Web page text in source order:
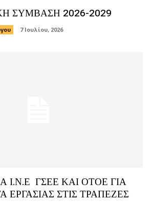
ΣΥΜΒΑΣΗ 2026-2029
7 Ιουλίου, 2026
Ι.Ν.Ε ΓΣΕΕ ΚΑΙ ΟΤΟΕ ΓΙΑ
ΕΡΓΑΣΙΑΣ ΣΤΙΣ ΤΡΑΠΕΖΕΣ